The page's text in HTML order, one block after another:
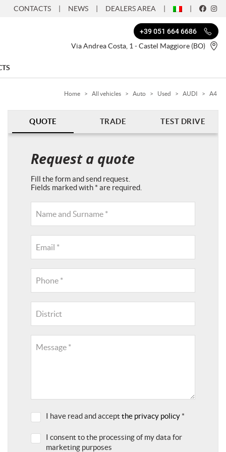
CONTACTS NEWS DEALERS AREA
+39 051 664 6686
Via Andrea Costa, 1 - Castel Maggiore (BO)
Home > All vehicles > Auto > Used > AUDI > A4
QUOTE TRADE TEST DRIVE
Request a quote
Fill the form and send request.
Fields marked with * are required.
Name and Surname *
Email *
Phone *
District
Message *
I have read and acceptthe privacy policy *
I consent to the processing of my data for
marketing purposes